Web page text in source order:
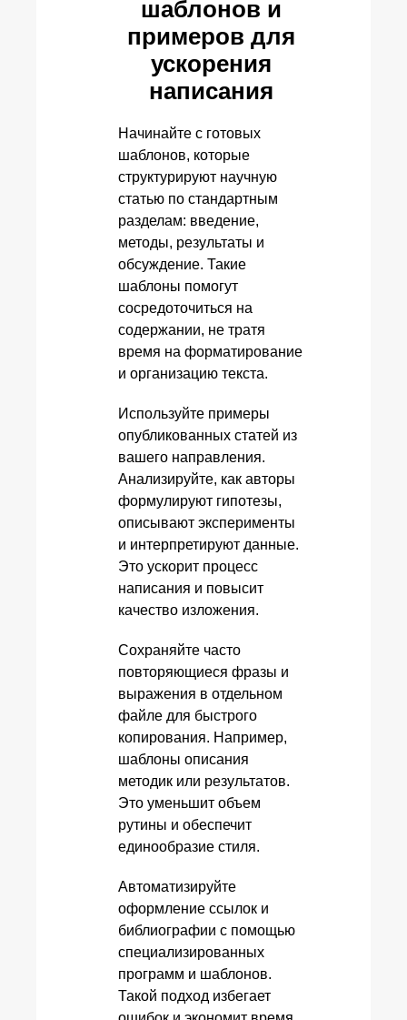
шаблонов и
примеров для
ускорения
написания
Начинайте с готовых
шаблонов, которые
структурируют научную
статью по стандартным
разделам: введение,
методы, результаты и
обсуждение. Такие
шаблоны помогут
сосредоточиться на
содержании, не тратя
время на форматирование
и организацию текста.
Используйте примеры
опубликованных статей из
вашего направления.
Анализируйте, как авторы
формулируют гипотезы,
описывают эксперименты
и интерпретируют данные.
Это ускорит процесс
написания и повысит
качество изложения.
Сохраняйте часто
повторяющиеся фразы и
выражения в отдельном
файле для быстрого
копирования. Например,
шаблоны описания
методик или результатов.
Это уменьшит объем
рутины и обеспечит
единообразие стиля.
Автоматизируйте
оформление ссылок и
библиографии с помощью
специализированных
программ и шаблонов.
Такой подход избегает